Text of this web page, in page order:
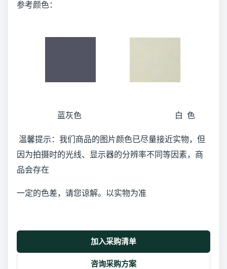
参考颜色：
蓝灰色 白 色
温馨提示：我们商品的图片颜色已尽量接近实物，但
因为拍摄时的光线、显示器的分辨率不同等因素，商
品会存在
一定的色差，请您谅解。以实物为准
加入采购清单
咨询采购方案